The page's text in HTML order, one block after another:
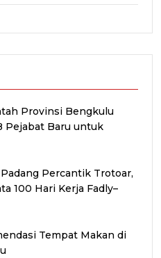
Provinsi Bengkulu
Pejabat Baru untuk
Birokrasi dan
Percantik Trotoar,
100 Hari Kerja Fadly–
Sisakan Jalan 1000
Tempat Makan di